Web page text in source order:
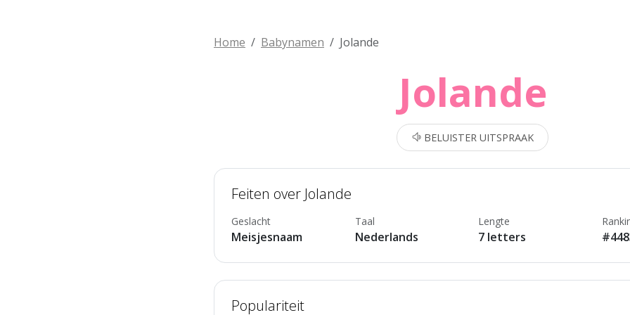
Home Babynamen Jolande
Jolande
BELUISTER UITSPRAAK
Feiten over Jolande
Geslacht
Meisjesnaam
Taal
Nederlands
Lengte
7 letters
Populariteit